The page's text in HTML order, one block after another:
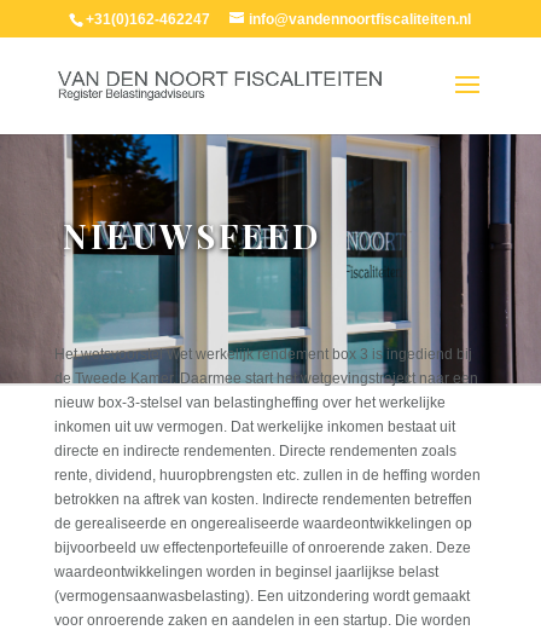
+31(0)162-462247 info@vandennoortfiscaliteiten.nl
NIEUWSFEED
Het wetsvoorstel Wet werkelijk rendement box 3 is ingediend bij
de Tweede Kamer. Daarmee start het wetgevingstraject naar een
nieuw box-3-stelsel van belastingheffing over het werkelijke
inkomen uit uw vermogen. Dat werkelijke inkomen bestaat uit
directe en indirecte rendementen. Directe rendementen zoals
rente, dividend, huuropbrengsten etc. zullen in de heffing worden
betrokken na aftrek van kosten. Indirecte rendementen betreffen
de gerealiseerde en ongerealiseerde waardeontwikkelingen op
bijvoorbeeld uw effectenportefeuille of onroerende zaken. Deze
waardeontwikkelingen worden in beginsel jaarlijkse belast
(vermogensaanwasbelasting). Een uitzondering wordt gemaakt
voor onroerende zaken en aandelen in een startup. Die worden